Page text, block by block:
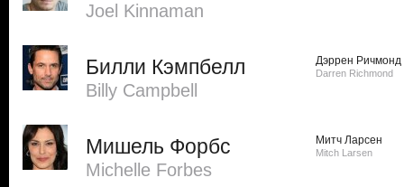
Joel Kinnaman
Билли Кэмпбелл
Billy Campbell
Дэррен Ричмонд
Darren Richmond
Мишель Форбс
Michelle Forbes
Митч Ларсен
Mitch Larsen